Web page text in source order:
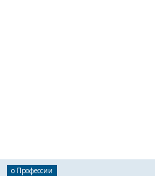
о Профессии